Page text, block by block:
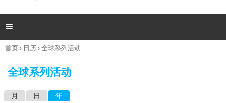

你
这
首页› 日历›全球系列活动
全球系列活动
月 日 年